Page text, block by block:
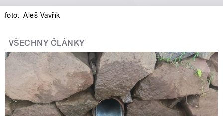
foto: Aleš Vavřík
VŠECHNY ČLÁNKY